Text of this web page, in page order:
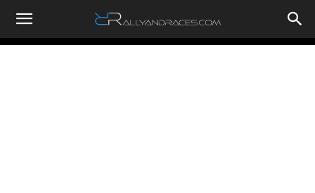
RallyandRaces.com